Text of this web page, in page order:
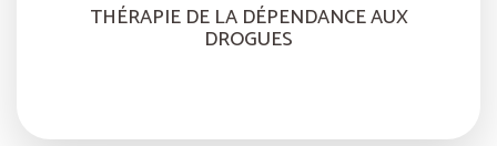
THÉRAPIE DE LA DÉPENDANCE AUX
DROGUES